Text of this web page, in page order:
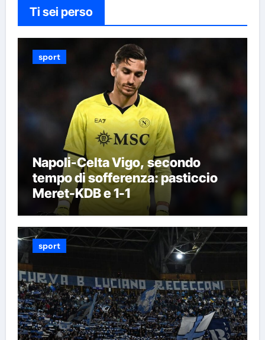
Ti sei perso
sport
Napoli-Celta Vigo, secondo
tempo di sofferenza: pasticcio
Meret-KDB e 1-1
sport